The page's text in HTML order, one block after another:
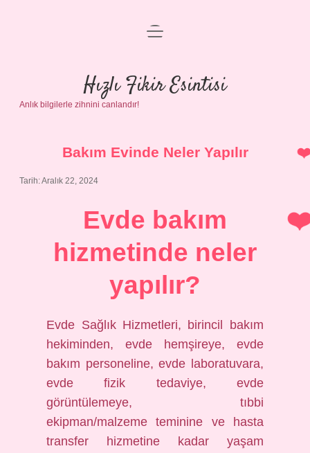
Anasayfa
Gizlilik Politikası
Yasal Uyarı
menüyü
Hızlı Fikir Esintisi
Anlık bilgilerle zihnini canlandır!
Bakım Evinde Neler Yapılır
Tarih: Aralık 22, 2024
Evde bakım
hizmetinde neler
yapılır?
Evde Sağlık Hizmetleri, birincil bakım
hekiminden, evde hemşireye, evde
bakım personeline, evde laboratuvara,
evde fizik tedaviye, evde
görüntülemeye, tıbbi
ekipman/malzeme teminine ve hasta
transfer hizmetine kadar yaşam